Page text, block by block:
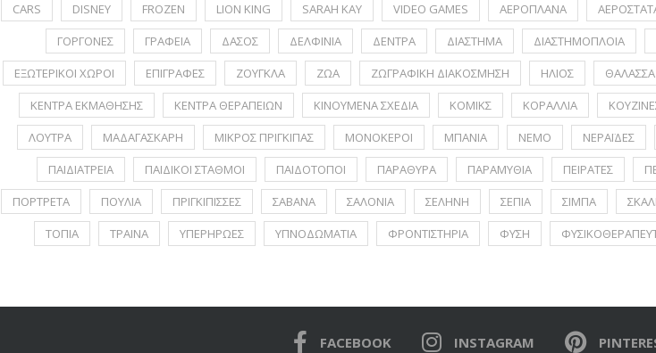
CARS DISNEY FROZEN LION KING SARAH KAY VIDEO GAMES ΑΕΡΟΠΛΑΝΑ
ΓΟΡΓΟΝΕΣ
ΓΡΑΦΕΙΑ ΔΑΣΟΣ ΔΕΛΦΙΝΙΑ ΔΕΝΤΡΑ ΔΙΑΣΤΗΜΑ ΔΙΑΣΤΗΜΟΠΛΟΙΑ
ΕΞΩΤΕΡΙΚΟΙ ΧΩΡΟΙ
ΕΠΙΓΡΑΦΕΣ ΖΟΥΓΚΛΑ ΖΩΑ ΖΩΓΡΑΦΙΚΗ ΔΙΑΚΟΣΜΗΣΗ ΗΛΙΟΣ ΘΑΛΑΣΣΑ
ΚΕΝΤΡΑ ΕΚΜΑΘΗΣΗΣ
ΚΕΝΤΡΑ ΘΕΡΑΠΕΙΩΝ ΚΙΝΟΥΜΕΝΑ ΣΧΕΔΙΑ ΚΟΜΙΚΣ ΚΟΡΑΛΛΙΑ
ΛΟΥΤΡΑ
ΜΑΔΑΓΑΣΚΑΡΗ ΜΙΚΡΟΣ ΠΡΙΓΚΙΠΑΣ ΜΟΝΟΚΕΡΟΙ ΜΠΑΝΙΑ ΝΕΜΟ ΝΕΡΑΪΔΕΣ
ΠΑΙΔΙΑΤΡΕΙΑ
ΠΑΙΔΙΚΟΙ ΣΤΑΘΜΟΙ ΠΑΙΔΟΤΟΠΟΙ ΠΑΡΑΘΥΡΑ ΠΑΡΑΜΥΘΙΑ ΠΕΙΡΑΤΕΣ
ΠΟΡΤΡΕΤA
ΠΟΥΛΙΑ ΠΡΙΓΚΙΠΙΣΣΕΣ ΣΑΒΑΝΑ ΣΑΛΟΝΙΑ ΣΕΛΗΝΗ ΣΕΠΙΑ ΣΙΜΠΑ
ΤΟΠΙΑ
ΤΡΑΙΝΑ ΥΠΕΡΗΡΩΕΣ ΥΠΝΟΔΩΜΑΤΙΑ ΦΡΟΝΤΙΣΤΗΡΙΑ ΦΥΣΗ
FACEBOOK INSTAGRAM